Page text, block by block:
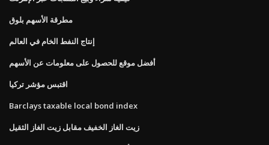
مطرقة الأسهم بلوق
إنتاج النفط الخام في العالم
أفضل موقع للحصول على معلومات عن الأسهم
اقتبس مؤشر تركيا
Barclays taxable local bond index
زيت الغاز الخفيف مقابل زيت الغاز الثقيل